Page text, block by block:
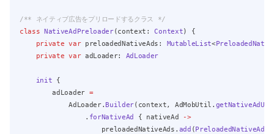
/** ネイティブ広告をプリロードするクラス */
class NativeAdPreloader(context: Context) {
private var preloadedNativeAds: MutableList<
private var adLoader: AdLoader
init {
        adLoader
=
            AdLoader.
Builder(context, AdMobUtil.
                .
forNativeAd { nativeAd
->
                    preloadedNativeAds.
add (PreloadedNativeAd